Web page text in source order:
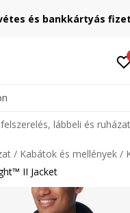
és bankkártyás
lábbeli és
Kabátok és mellények
II Jacket